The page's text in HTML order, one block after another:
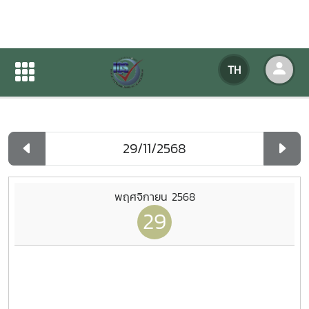
TH
ปฏิทินกิจกรรมของหน่วยงาน
ปฏิทินกิจกรรมของหน่วยงาน
พฤศจิกายน 2568
29